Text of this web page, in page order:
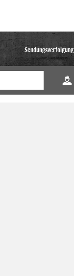
Sendungsverfolgung